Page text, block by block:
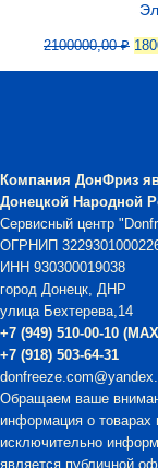
2100000,00₽
Компания ДонФриз
Донецкой Народной
Сервисный центр
ОГРНИП
ИНН 930300019038
город Донецк, ДНР
улица Бехтерева,14
+7 (949) 510-00-10
+7 (918) 503-64-31
Обращаем ваше
информация о товарах
исключительно
является публичной